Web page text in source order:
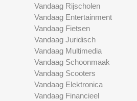
Vandaag Rijscholen
Vandaag Entertainment
Vandaag Fietsen
Vandaag Juridisch
Vandaag Multimedia
Vandaag Schoonmaak
Vandaag Scooters
Vandaag Elektronica
Vandaag Financieel